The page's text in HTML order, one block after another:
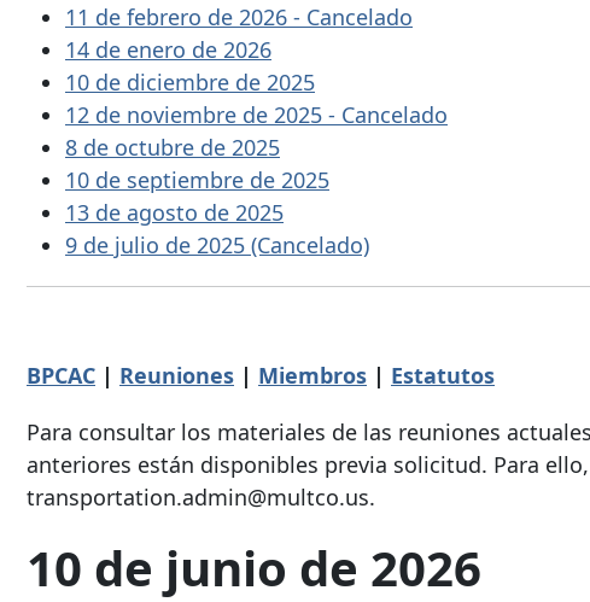
11 de febrero de 2026 - Cancelado
14 de enero de 2026
10 de diciembre de 2025
12 de noviembre de 2025 - Cancelado
8 de octubre de 2025
10 de septiembre de 2025
13 de agosto de 2025
9 de julio de 2025 (Cancelado)
BPCAC | Reuniones | Miembros | Estatutos
Para consultar los materiales de las reuniones
anteriores están disponibles previa solicitud. Para
transportation.admin@multco.us.
10 de junio de 2026